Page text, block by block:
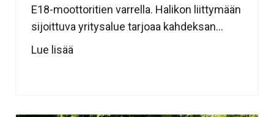
E18-moottoritien varrella. Halikon liittymään
sijoittuva yritysalue tarjoaa kahdeksan...
Lue lisää